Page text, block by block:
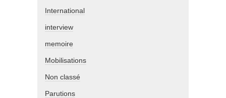
International
interview
memoire
Mobilisations
Non classé
Parutions